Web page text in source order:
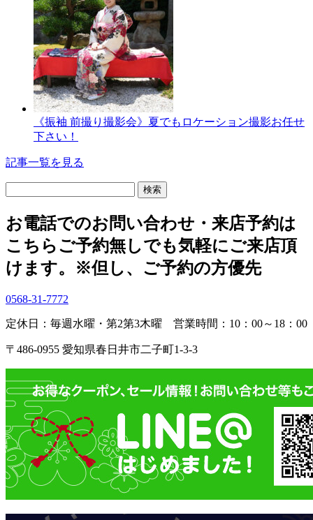
《振袖 前撮り撮影会》夏でもロケーション撮影お任せ
下さい！
記事一覧を見る
お電話でのお問い合わせ・ 来店予約は
こちらご予約無しでも気軽にご来店頂
けます。
※但し、ご予約の方優先
0568-31-7772
定休日：毎週水曜・第2第3木曜 営業時間：10：00～18：00
〒486-0955 愛知県春日井市二子町1-3-3